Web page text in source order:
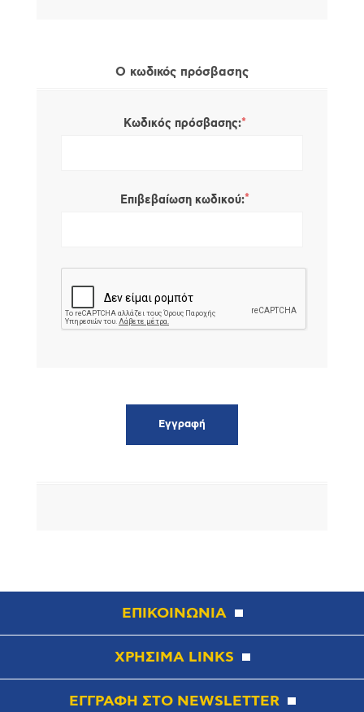
Ο κωδικός πρόσβασης
Κωδικός πρόσβασης:*
Επιβεβαίωση κωδικού:*
ΕΠΙΚΟΙΝΩΝΙΑ
ΧΡΗΣΙΜΑ LINKS
ΕΓΓΡΑΦΗ ΣΤΟ NEWSLETTER